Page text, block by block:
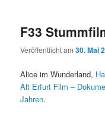
F33
Veröffentlicht am30. Mai
Alice im Wunderland,
Alt Erfurt Film –
Jahren.